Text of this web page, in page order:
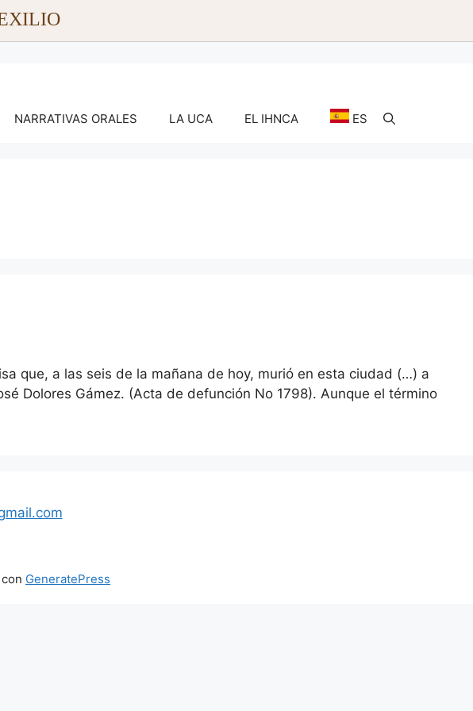
NARRATIVAS ORALES LA UCA EL IHNCA ES
que, a las seis de la mañana de hoy, murió en esta ciudad (…) a
Dolores Gámez. (Acta de defunción No 1798). Aunque el término
GeneratePress